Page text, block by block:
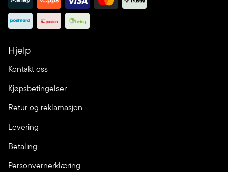
Hjelp
Kontakt oss
Kjøpsbetingelser
Retur og reklamasjon
Levering
Betaling
Personvernerklæring